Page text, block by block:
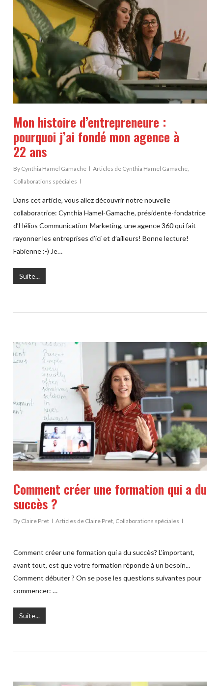
Mon histoire d’entrepreneure :
pourquoi j’ai fondé mon agence à
22 ans
By Cynthia Hamel Gamache Articles de Cynthia Hamel Gamache,
Collaborations spéciales
Dans cet article, vous allez découvrir notre nouvelle
collaboratrice: Cynthia Hamel-Gamache, présidente-fondatrice
d’Hélios Communication-Marketing, une agence 360 qui fait
rayonner les entreprises d’ici et d’ailleurs! Bonne lecture!
Fabienne :-) Je…
Suite...
Comment créer une formation qui a du
succès ?
By Claire Pret Articles de Claire Pret, Collaborations spéciales
Comment créer une formation qui a du succès? L'important,
avant tout, est que votre formation réponde à un besoin...
Comment débuter ? On se pose les questions suivantes pour
commencer: …
Suite...